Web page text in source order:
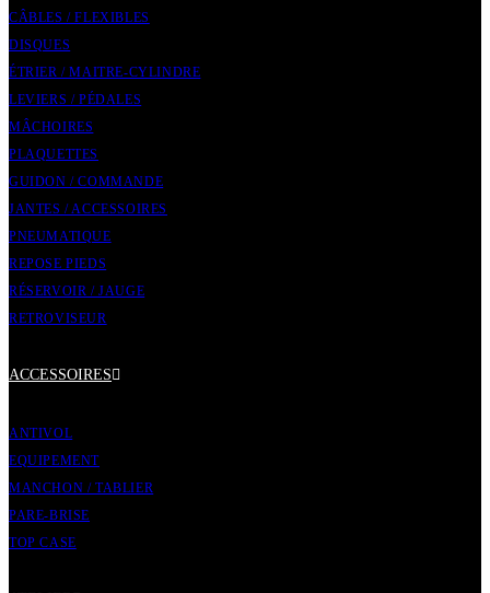
CÂBLES / FLEXIBLES
DISQUES
ÉTRIER / MAITRE-CYLINDRE
LEVIERS / PÉDALES
MÂCHOIRES
PLAQUETTES
GUIDON / COMMANDE
JANTES / ACCESSOIRES
PNEUMATIQUE
REPOSE PIEDS
RÉSERVOIR / JAUGE
RETROVISEUR
ACCESSOIRES
ANTIVOL
EQUIPEMENT
MANCHON / TABLIER
PARE-BRISE
TOP CASE